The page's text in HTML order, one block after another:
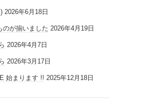
2026年6月18日
のが揃いました 2026年4月19日
2026年4月7日
2026年3月17日
始まります !! 2025年12月18日